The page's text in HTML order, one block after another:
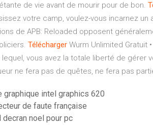
de vie avant de mourir pour de bon.
votre camp, voulez-vous incarnez
de APB: Reloaded opposent
Télécharger Wurm Unlimited Gratuit
lequel, vous avez la totale liberté de gérer
ne fera pas de quêtes, ne fera pas
graphique intel graphics 620
de faute française
decran noel pour pc